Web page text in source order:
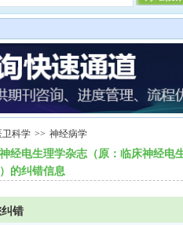
卫科学 >> 神经病学
经电生理学杂志（原：临床神经电
的纠错信息
错